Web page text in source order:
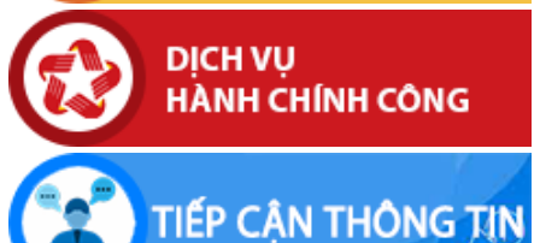
Thông báo về việc niêm yết, công khai hồ sơ cấp giấy chứng nhận
quyền sử dụng đất lần đầu 02 hồ sơ của các cá nhân đang sử dụng
đất tại Phường Buôn Hồ, tỉnh Đắk Lắk
(06/08/2026, 00:00)
Thông báo về việc niêm yết, công khai hồ sơ mất Giấy chứng nhận
quyền sử dụng đất mang tên bà Nguyễn Thị Hạnh. Thường trú tại:
Phường Buôn Hồ, tỉnh Đắk Lắk
(06/08/2026, 00:00)